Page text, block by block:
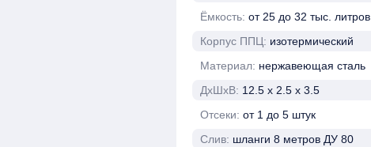
Ёмкость: от 25 до 32 тыс. литров
Корпус ППЦ: изотермический
Материал: нержавеющая сталь
ДхШхВ: 12.5 х 2.5 х 3.5
Отсеки: от 1 до 5 штук
Слив: шланги 8 метров ДУ 80